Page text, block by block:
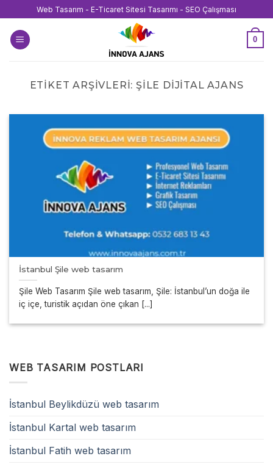
atla
Web Tasarım - E-Ticaret Sitesi Tasarımı - SEO Çalışması
0
ETIKET ARŞIVLERI: ŞILE DIJITAL AJANS
İstanbul Şile web tasarım
Şile Web Tasarım Şile web tasarım, Şile: İstanbul’un doğa ile
iç içe, turistik açıdan öne çıkan [...]
WEB TASARIM POSTLARI
İstanbul Beylikdüzü web tasarım
İstanbul Kartal web tasarım
İstanbul Fatih web tasarım